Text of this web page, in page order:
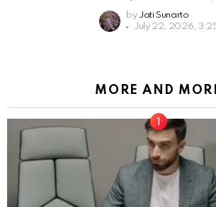
by Jati Sunarto
July 22, 2026,
MORE AND